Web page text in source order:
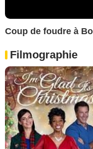
Coup de foudre à
Filmographie